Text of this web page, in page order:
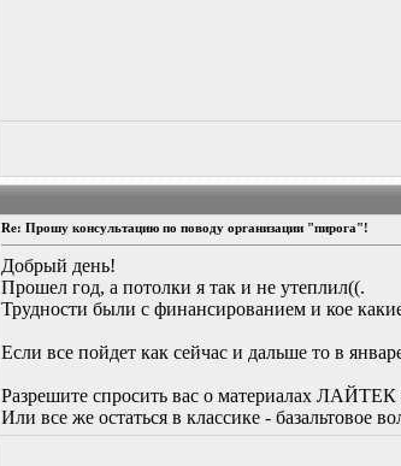
Re: Прошу консультацию по поводу организации "пирога"!
Добрый день!
Прошел год, а потолки я так и не утеплил((.
Трудности были с финансированием и кое
Если все пойдет как сейчас и дальше то в
Разрешите спросить вас о материалах
Или все же остаться в классике - базальтовое